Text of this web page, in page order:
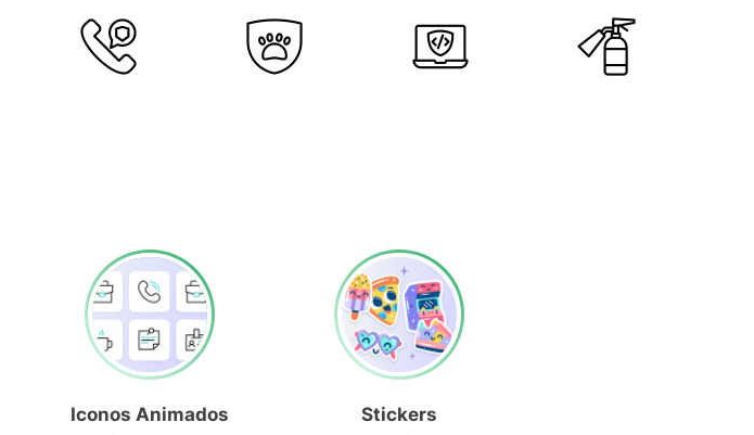
Iconos Animados Stickers